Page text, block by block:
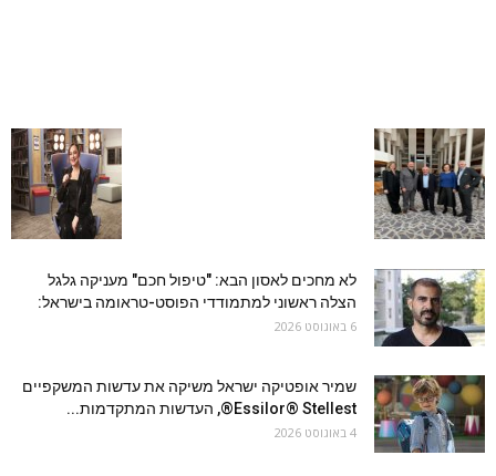
לא מחכים לאסון הבא: "טיפול חכם" מעניקה גלגל
הצלה ראשוני למתמודדי הפוסט-טראומה בישראל:
6 באוגוסט 2026
שמיר אופטיקה ישראל משיקה את עדשות המשקפיים
Essilor® Stellest®, העדשות המתקדמות...
4 באוגוסט 2026